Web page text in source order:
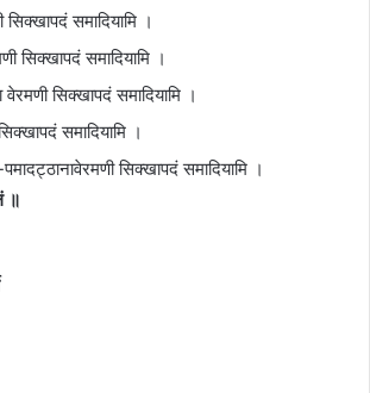
सिक्खापदं समादियामि ।
सिक्खापदं समादियामि ।
वेरमणी सिक्खापदं समादियामि ।
समादियामि ।
सिक्खापदं समादियामि ।
॥